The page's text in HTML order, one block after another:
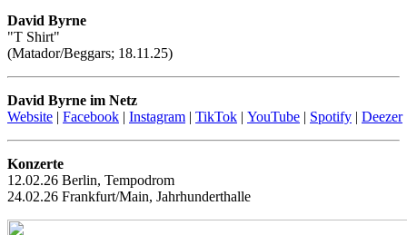
David Byrne
"T Shirt"
(Matador/Beggars; 18.11.25)
David Byrne im Netz
Website | Facebook | Instagram | TikTok | YouTube | Spotify | Deezer
Konzerte
12.02.26 Berlin, Tempodrom
24.02.26 Frankfurt/Main, Jahrhunderthalle